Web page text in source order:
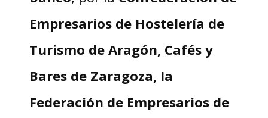
Empresarios de Hostelería de
Turismo de Aragón, Cafés y
Bares de Zaragoza, la
Federación de Empresarios de